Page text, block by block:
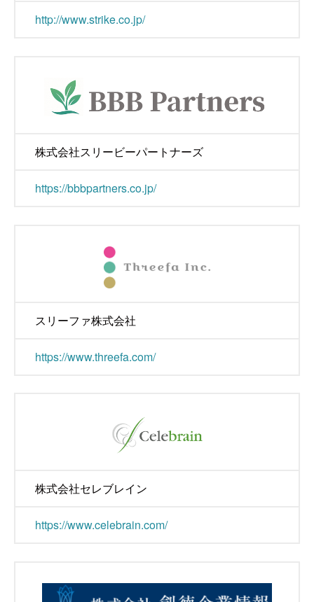
http://www.strike.co.jp/
株式会社スリービーパートナーズ
https://bbbpartners.co.jp/
スリーファ株式会社
https://www.threefa.com/
株式会社セレブレイン
https://www.celebrain.com/